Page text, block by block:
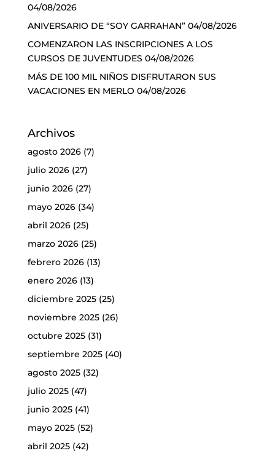
04/08/2026
ANIVERSARIO DE “SOY GARRAHAN” 04/08/2026
COMENZARON LAS INSCRIPCIONES A LOS
CURSOS DE JUVENTUDES 04/08/2026
MÁS DE 100 MIL NIÑOS DISFRUTARON SUS
VACACIONES EN MERLO 04/08/2026
Archivos
agosto 2026(7)
julio 2026(27)
junio 2026(27)
mayo 2026(34)
abril 2026(25)
marzo 2026(25)
febrero 2026(13)
enero 2026(13)
diciembre 2025(25)
noviembre 2025(26)
octubre 2025(31)
septiembre 2025(40)
agosto 2025(32)
julio 2025(47)
junio 2025(41)
mayo 2025(52)
abril 2025(42)